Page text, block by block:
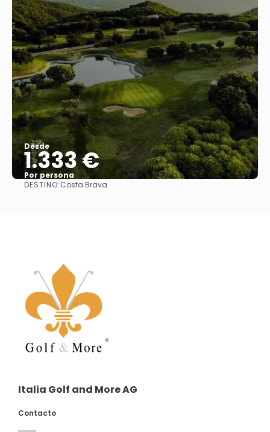
Desde
1.333 €
Por persona
DESTINO:Costa Brava
Italia Golf and More AG
Contacto